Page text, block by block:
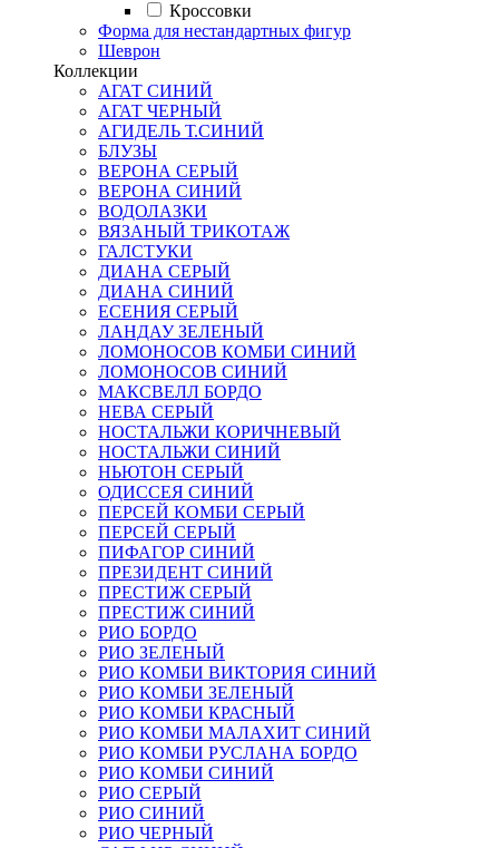
Кроссовки
Форма для нестандартных фигур
Шеврон
Коллекции
АГАТ СИНИЙ
АГАТ ЧЕРНЫЙ
АГИДЕЛЬ Т.СИНИЙ
БЛУЗЫ
ВЕРОНА СЕРЫЙ
ВЕРОНА СИНИЙ
ВОДОЛАЗКИ
ВЯЗАНЫЙ ТРИКОТАЖ
ГАЛСТУКИ
ДИАНА СЕРЫЙ
ДИАНА СИНИЙ
ЕСЕНИЯ СЕРЫЙ
ЛАНДАУ ЗЕЛЕНЫЙ
ЛОМОНОСОВ КОМБИ СИНИЙ
ЛОМОНОСОВ СИНИЙ
МАКСВЕЛЛ БОРДО
НЕВА СЕРЫЙ
НОСТАЛЬЖИ КОРИЧНЕВЫЙ
НОСТАЛЬЖИ СИНИЙ
НЬЮТОН СЕРЫЙ
ОДИССЕЯ СИНИЙ
ПЕРСЕЙ КОМБИ СЕРЫЙ
ПЕРСЕЙ СЕРЫЙ
ПИФАГОР СИНИЙ
ПРЕЗИДЕНТ СИНИЙ
ПРЕСТИЖ СЕРЫЙ
ПРЕСТИЖ СИНИЙ
РИО БОРДО
РИО ЗЕЛЕНЫЙ
РИО КОМБИ ВИКТОРИЯ СИНИЙ
РИО КОМБИ ЗЕЛЕНЫЙ
РИО КОМБИ КРАСНЫЙ
РИО КОМБИ МАЛАХИТ СИНИЙ
РИО КОМБИ РУСЛАНА БОРДО
РИО КОМБИ СИНИЙ
РИО СЕРЫЙ
РИО СИНИЙ
РИО ЧЕРНЫЙ